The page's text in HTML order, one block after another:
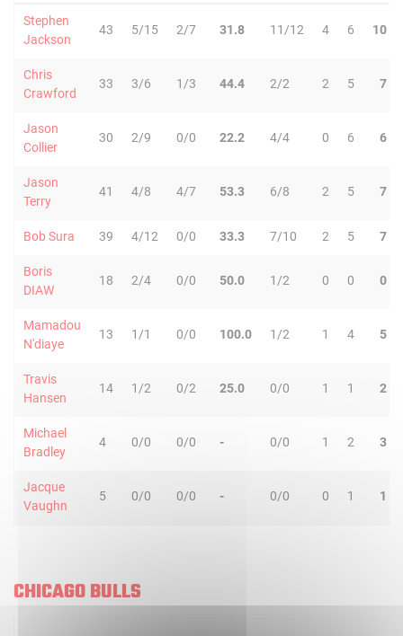
Stephen
Jackson
43 5/15 2/7 31.8 11/12 4 6 10
Chris
Crawford
33 3/6 1/3 44.4 2/2 2 5 7
Jason
Collier
30 2/9 0/0 22.2 4/4 0 6 6
Jason
Terry
41 4/8 4/7 53.3 6/8 2 5 7
Bob Sura 39 4/12 0/0 33.3 7/10 2 5 7
Boris
DIAW
18 2/4 0/0 50.0 1/2 0 0 0
Mamadou
N'diaye
13 1/1 0/0 100.0 1/2 1 4 5
Travis
Hansen
14 1/2 0/2 25.0 0/0 1 1 2
Michael
Bradley
4 0/0 0/0 - 0/0 1 2 3
Jacque
Vaughn
5 0/0 0/0 - 0/0 0 1 1
CHICAGO BULLS